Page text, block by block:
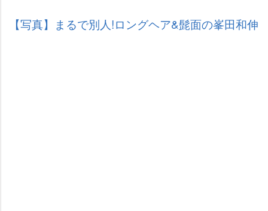
【写真】まるで別人!ロングヘア&髭面の峯田和伸